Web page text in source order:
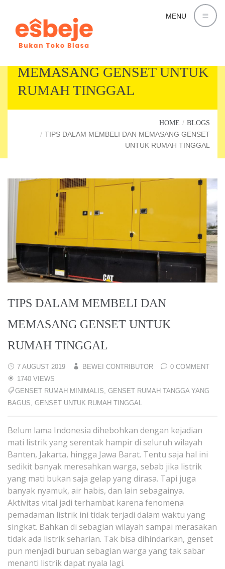
MENU
MEMASANG GENSET UNTUK
RUMAH TINGGAL
HOME BLOGS
TIPS DALAM MEMBELI DAN MEMASANG GENSET
UNTUK RUMAH TINGGAL
TIPS DALAM MEMBELI DAN
MEMASANG GENSET UNTUK
RUMAH TINGGAL
7 AUGUST 2019 BEWEI CONTRIBUTOR
0 COMMENT
1740 VIEWS
GENSET RUMAH MINIMALIS GENSET RUMAH TANGGA YANG
BAGUS GENSET UNTUK RUMAH TINGGAL
Belum lama Indonesia dihebohkan dengan kejadian
mati listrik yang serentak hampir di seluruh wilayah
Banten, Jakarta, hingga Jawa Barat. Tentu saja hal ini
sedikit banyak meresahkan warga, sebab jika listrik
yang mati bukan saja gelap yang dirasa. Tapi juga
banyak nyamuk, air habis, dan lain sebagainya.
Aktivitas vital jadi terhambat karena fenomena
pemadaman listrik ini tidak terjadi dalam waktu yang
singkat. Bahkan di sebagian wilayah sampai merasakan
tidak ada listrik seharian. Tak bisa dihindarkan, genset
pun menjadi buruan sebagian warga yang tak sabar
menanti listrik dapat nyala lagi.